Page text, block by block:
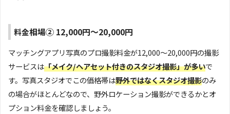
料金相場② 12,000円～20,000円
マッチングアプリ写真のプロ撮影料金が12,000～20,000円の撮影
サービスは「メイク/ヘアセット付きのスタジオ撮影」が多いで
す。写真スタジオでこの価格帯は野外ではなくスタジオ撮影のみ
の場合がほとんどなので、野外ロケーション撮影ができるかとオ
プション料金を確認しましょう。